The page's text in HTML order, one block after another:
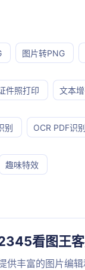
图片转PNG
件照打印 文本
别 OCR PDF识
趣味特效
看图王
供丰富的图片编